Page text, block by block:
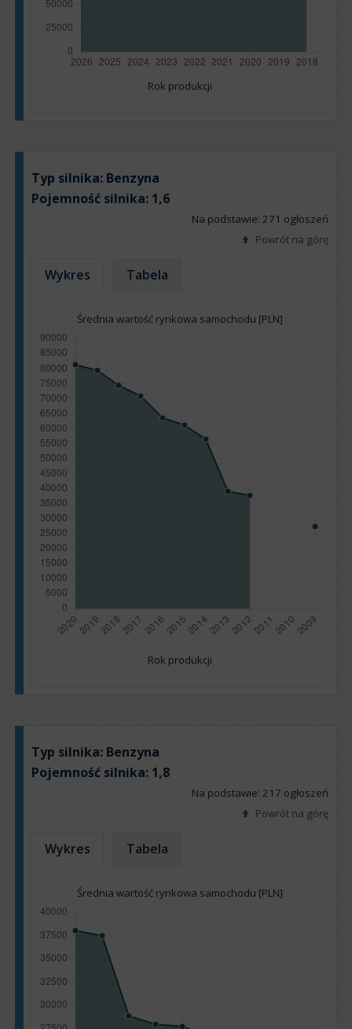
Rok produkcji
Typ silnika: Benzyna
Pojemność silnika: 1,6
Na podstawie: 271 ogłoszeń
Powrót na górę
Wykres Tabela
Średnia wartość rynkowa samochodu [PLN]
Rok produkcji
Typ silnika: Benzyna
Pojemność silnika: 1,8
Na podstawie: 217 ogłoszeń
Powrót na górę
Wykres Tabela
Średnia wartość rynkowa samochodu [PLN]